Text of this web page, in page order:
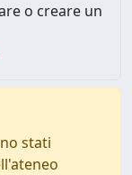
o creare un
stati